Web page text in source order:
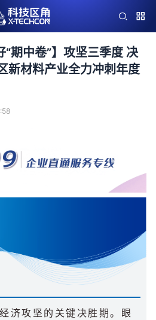
“期中卷”】攻坚三季度 决
新材料产业全力冲刺年度
济攻坚的关键决胜期。眼